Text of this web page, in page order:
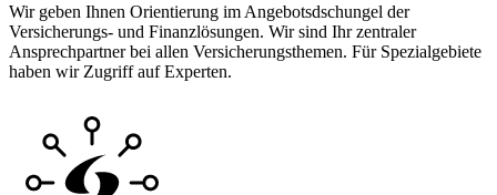
Wir geben Ihnen Orientierung im Angebotsdschungel der
Versicherungs- und Finanzlösungen. Wir sind Ihr zentraler
Ansprechpartner bei allen Versicherungsthemen. Für Spezialgebiete
haben wir Zugriff auf Experten.